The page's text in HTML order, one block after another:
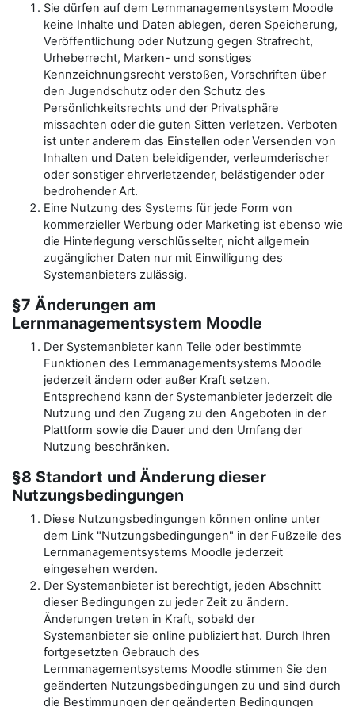
Sie dürfen auf dem Lernmanagementsystem Moodle
keine Inhalte und Daten ablegen, deren Speicherung,
Veröffentlichung oder Nutzung gegen Strafrecht,
Urheberrecht, Marken- und sonstiges
Kennzeichnungsrecht verstoßen, Vorschriften über
den Jugendschutz oder den Schutz des
Persönlichkeitsrechts und der Privatsphäre
missachten oder die guten Sitten verletzen. Verboten
ist unter anderem das Einstellen oder Versenden von
Inhalten und Daten beleidigender, verleumderischer
oder sonstiger ehrverletzender, belästigender oder
bedrohender Art.
Eine Nutzung des Systems für jede Form von
kommerzieller Werbung oder Marketing ist ebenso wie
die Hinterlegung verschlüsselter, nicht allgemein
zugänglicher Daten nur mit Einwilligung des
Systemanbieters zulässig.
§7 Änderungen am
Lernmanagementsystem Moodle
Der Systemanbieter kann Teile oder bestimmte
Funktionen des Lernmanagementsystems Moodle
jederzeit ändern oder außer Kraft setzen.
Entsprechend kann der Systemanbieter jederzeit die
Nutzung und den Zugang zu den Angeboten in der
Plattform sowie die Dauer und den Umfang der
Nutzung beschränken.
§8 Standort und Änderung dieser
Nutzungsbedingungen
Diese Nutzungsbedingungen können online unter
dem Link "Nutzungsbedingungen" in der Fußzeile des
Lernmanagementsystems Moodle jederzeit
eingesehen werden.
Der Systemanbieter ist berechtigt, jeden Abschnitt
dieser Bedingungen zu jeder Zeit zu ändern.
Änderungen treten in Kraft, sobald der
Systemanbieter sie online publiziert hat. Durch Ihren
fortgesetzten Gebrauch des
Lernmanagementsystems Moodle stimmen Sie den
geänderten Nutzungsbedingungen zu und sind durch
die Bestimmungen der geänderten Bedingungen